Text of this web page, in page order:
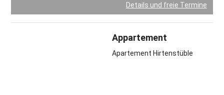
Nur 500m entfernt bietet Ihnen im Winter das preiswerte
Angebot. Mit vier Liften, einer Skischule mit Skiverleih und
passende Angebot. Einen Rodelhang mit Schlitten und
Details und freie Termine
Appartement
Apartement Hirtenstüble